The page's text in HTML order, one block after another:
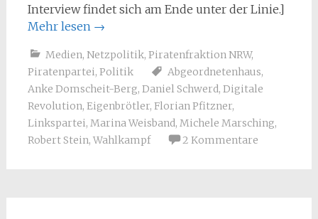
Interview findet sich am Ende unter der Linie.]
Mehr lesen →
Medien, Netzpolitik, Piratenfraktion NRW,
Piratenpartei, Politik Abgeordnetenhaus,
Anke Domscheit-Berg, Daniel Schwerd, Digitale
Revolution, Eigenbrötler, Florian Pfitzner,
Linkspartei, Marina Weisband, Michele Marsching,
Robert Stein, Wahlkampf 2 Kommentare